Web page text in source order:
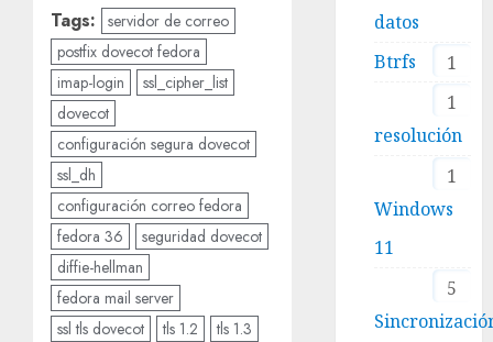
Tags: servidor de correo
postfix dovecot fedora
imap-login
ssl_cipher_list
dovecot
configuración segura dovecot
ssl_dh
configuración correo fedora
fedora 36
seguridad dovecot
diffie-hellman
fedora mail server
ssl tls dovecot
tls 1.2
tls 1.3
datos
1
Btrfs
1
resolución
1
Windows
11
5